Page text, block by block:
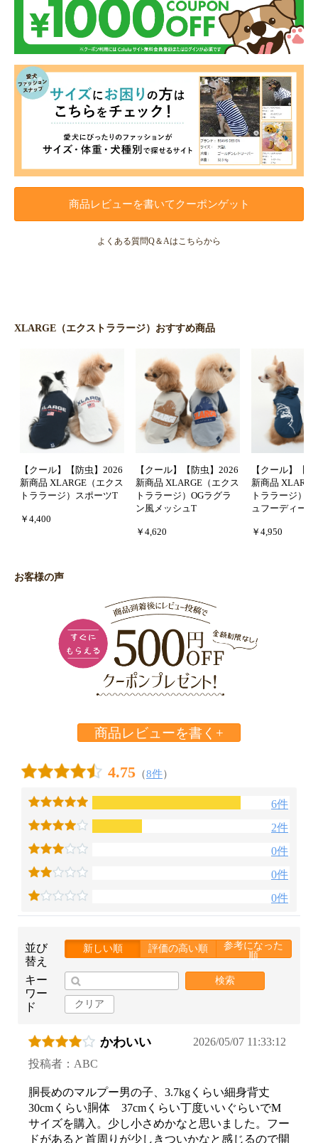
商品レビューを書いてクーポンゲット
よくある質問Q＆Aはこちらから
XLARGE（エクストララージ）おすすめ商品
【クール】【防虫】2026
新商品 XLARGE（エクス
トララージ）スポーツT
￥4,400
【クール】【防虫】2026
新商品 XLARGE（エクス
トララージ）OGラグラ
ン風メッシュT
￥4,620
【クール】【
新商品
トララージ）
ュフーディー
￥4,950
お客様の声
商品レビューを書く+
4.75 （8件）
6件
2件
0件
0件
0件
並び
替え
新しい順 評価の高い順
参考になった
順
キー
ワー
ド
検索
クリア
かわいい
2026/05/07 11:33:12
投稿者：ABC
胴長めのマルプー男の子、3.7kgくらい細身背丈
30cmくらい胴体 37cmくらい丁度いいぐらいでM
サイズを購入。少し小さめかなと思いました。フー
ドがあると首周りが少しきついかなと感じるので開